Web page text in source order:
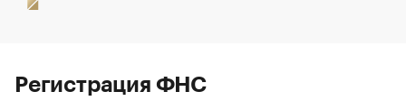
Регистрация ФНС